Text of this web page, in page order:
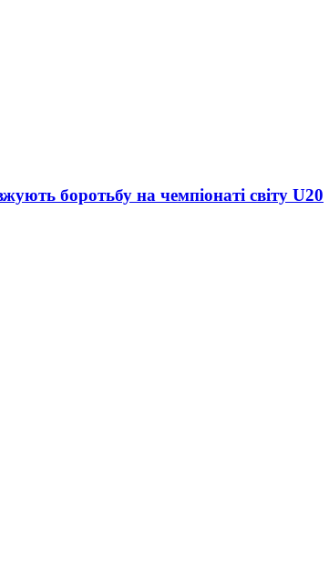
боротьбу на чемпіонаті світу U20